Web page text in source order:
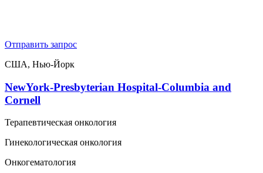
Отправить запрос
США, Нью-Йорк
NewYork-Presbyterian Hospital-Columbia and
Cornell
Терапевтическая онкология
Гинекологическая онкология
Онкогематология